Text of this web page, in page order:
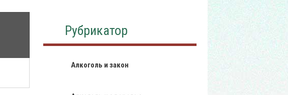
Рубрикатор
Алкоголь и закон